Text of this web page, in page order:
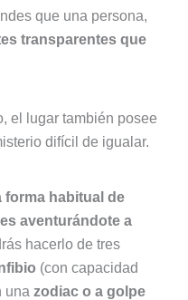
que una persona,
transparentes que
el lugar también posee
difícil de igualar.
forma habitual de
aventurándote a
hacerlo de tres
(con capacidad
una zodiac o a golpe